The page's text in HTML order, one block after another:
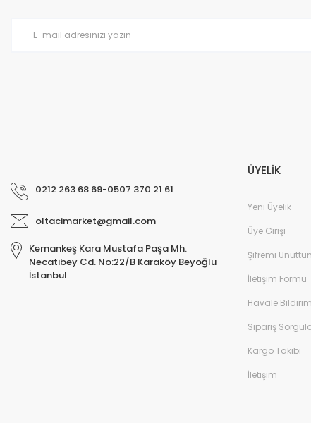
0212 263 68 69-0507 370 21 61
oltacimarket@gmail.com
Kemankeş Kara Mustafa Paşa Mh.
Necatibey Cd. No:22/B Karaköy Beyoğlu
İstanbul
ÜYELİK
Yeni Üyelik
Üye Girişi
Şifremi
İletişim Formu
Havale
Sipariş
Kargo Takibi
İletişim